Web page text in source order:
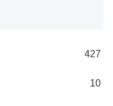
427
10